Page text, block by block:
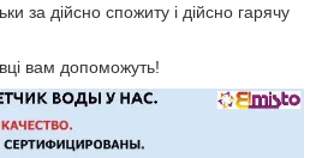
за дійсно спожиту і дійсно гарячу
вам допоможуть!